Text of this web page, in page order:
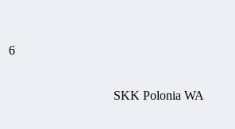
6
SKK Polonia WA